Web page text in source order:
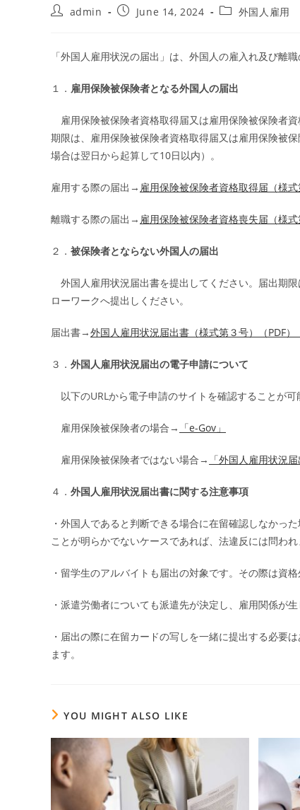
admin June 14, 2024 外国人雇用
「外国人雇用状況の届出」は、外国人の雇入れ及び離
１． 雇用保険被保険者となる外国人の届出
雇用保険被保険者資格取得届又は雇用保険被保険者
期限は、雇用保険被保険者資格取得届又は雇用保険被
場合は翌日から起算して10日以内）。
雇用する際の届出→ 雇用保険被保険者資格取得届（様式
離職する際の届出→ 雇用保険被保険者資格喪失届（様式
２． 被保険者とならない外国人の届出
外国人雇用状況届出書を提出してください。届出期
ローワークへ提出しください。
届出書→外国人雇用状況届出書（様式第３号）（PDF）
３． 外国人雇用状況届出の電子申請について
以下のURLから電子申請のサイトを確認することが可
雇用保険被保険者の場合→ 「e-Gov 」
雇用保険被保険者ではない場合→ 「外国人雇用状況
４． 外国人雇用状況届出書に関する注意事項
・外国人であると判断できる場合に在留確認しなかっ
ことが明らかでないケースであれば、法違反には問われ
・留学生のアルバイトも届出の対象です。その際は資
・派遣労働者についても派遣先が決定し、雇用関係が
・届出の際に在留カードの写しを一緒に提出する必要
ます。
YOU MIGHT ALSO LIKE